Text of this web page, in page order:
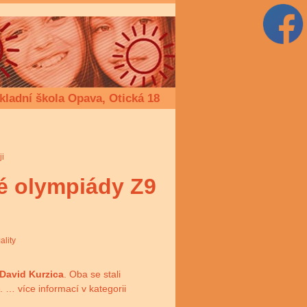
škola Opava, Otická 18
olympiády Z9
David Kurzica. Oba se stali
… více informací v kategorii